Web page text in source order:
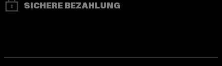
SICHERE BEZAHLUNG